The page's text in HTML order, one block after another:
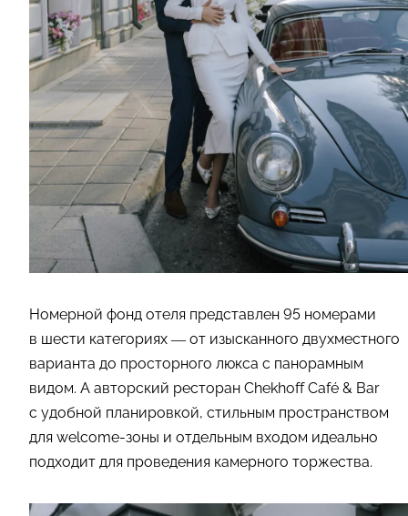
Номерной фонд отеля представлен 95 номерами
в шести категориях — от изысканного двухместного
варианта до просторного люкса с панорамным
видом. А авторский ресторан Chekhoff Café & Bar
с удобной планировкой, стильным пространством
для welcome-зоны и отдельным входом идеально
подходит для проведения камерного торжества.